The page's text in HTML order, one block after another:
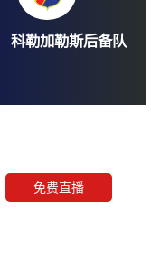
23:00:00
0
免费直播